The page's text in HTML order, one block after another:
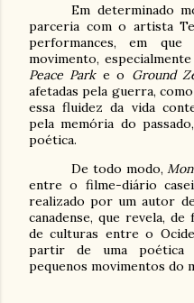
Em determinado
parceria com o artista
performances, em
movimento,
Peace Park e o Ground
afetadas pela guerra,
essa fluidez da vida
pela memória do
poética.
De todo modo,
entre o filme-diário
realizado por um autor
canadense, que revela,
de culturas entre o
partir de uma poética
pequenos movimentos do